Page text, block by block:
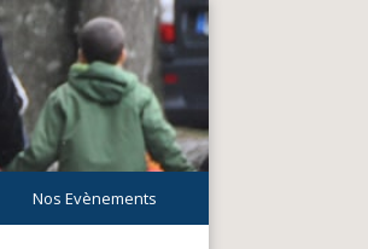
Nos Evènements